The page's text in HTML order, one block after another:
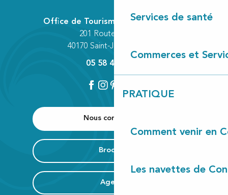
Services de santé
Commerces et
PRATIQUE
Comment venir en
Les navettes de
Nous contacter
Brochure
Agenda
Office de Tourisme Communautaire
201 Route des Lacs
40170 Saint-Julien-en-Born
05 58 42 89 80